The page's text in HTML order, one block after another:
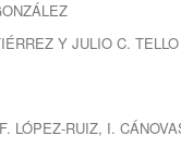
Y JULIO C. TELLO
LÓPEZ-RUIZ, I.